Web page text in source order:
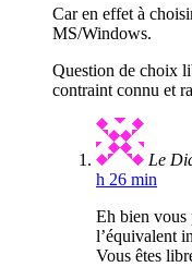
Car en effet à
MS/Windows.
Question de choix
contraint connu et
Le
h 26 min
Eh bien vous
l’équivalent
Vous êtes